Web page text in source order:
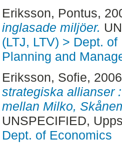
Eriksson, Pontus,
inglasade miljöer.
(LTJ, LTV) > Dept.
Planning and
Eriksson, Sofie,
strategiska allianser
mellan Milko,
UNSPECIFIED,
Dept. of Economics